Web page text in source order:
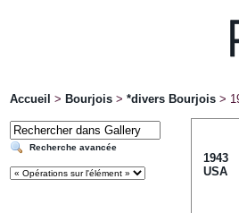
Accueil > Bourjois > *divers Bourjois >
Recherche avancée
1943
USA